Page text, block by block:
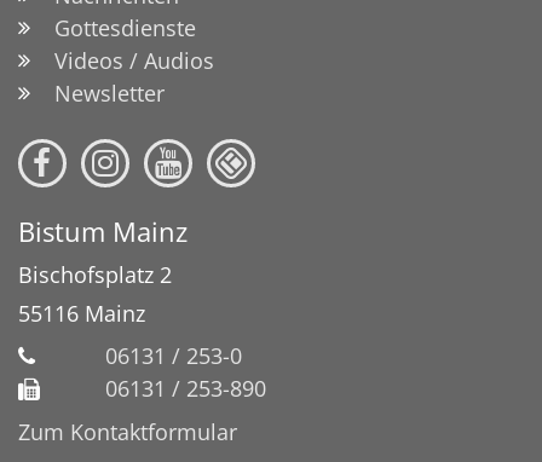
Gottesdienste
Videos / Audios
Newsletter
Bistum Mainz
Bischofsplatz 2
55116 Mainz
06131 / 253-0
06131 / 253-890
Zum Kontaktformular